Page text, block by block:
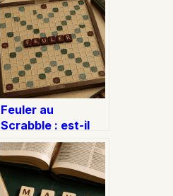
Feuler au
Scrabble : est-il
valide, combien
rapporte-t-il et
comment le placer
?